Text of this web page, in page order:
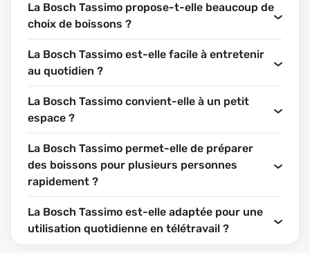
La Bosch Tassimo propose-t-elle beaucoup de
choix de boissons ?
La Bosch Tassimo est-elle facile à entretenir
au quotidien ?
La Bosch Tassimo convient-elle à un petit
espace ?
La Bosch Tassimo permet-elle de préparer
des boissons pour plusieurs personnes
rapidement ?
La Bosch Tassimo est-elle adaptée pour une
utilisation quotidienne en télétravail ?